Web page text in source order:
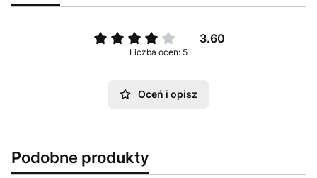
3.60
Liczba ocen: 5
Oceń i opisz
Podobne produkty